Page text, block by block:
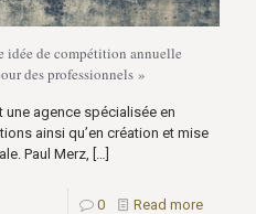
de compétition annuelle
des professionnels »
une agence spécialisée en
ainsi qu’en création et mise
Paul Merz, […]
0 Read more